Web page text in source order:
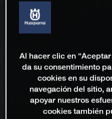
Al hacer clic en
da su consentimiento
cookies en su
navegación del sitio,
apoyar nuestros
cookies también